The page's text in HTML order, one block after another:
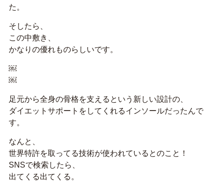
た。
そしたら、
この中敷き、
かなりの優れものらしいです。
￼
￼
足元から全身の骨格を支えるという新しい設計の、
ダイエットサポートをしてくれるインソールだったんで
す。
なんと、
世界特許を取ってる技術が使われているとのこと！
SNSで検索したら、
出てくる出てくる。